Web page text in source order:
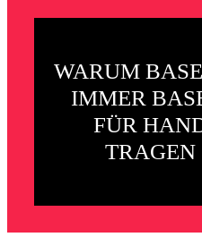
WARUM
IMMER
FÜR
TRAGEN